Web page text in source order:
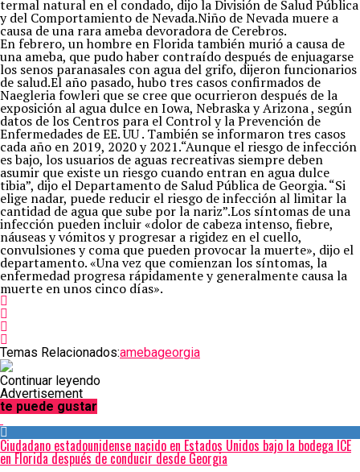
termal natural en el condado, dijo la División de Salud Pública
y del Comportamiento de Nevada.Niño de Nevada muere a
causa de una rara ameba devoradora de Cerebros.
En febrero, un hombre en Florida también murió a causa de
una ameba, que pudo haber contraído después de enjuagarse
los senos paranasales con agua del grifo, dijeron funcionarios
de salud.El año pasado, hubo tres casos confirmados de
Naegleria fowleri que se cree que ocurrieron después de la
exposición al agua dulce en Iowa, Nebraska y Arizona , según
datos de los Centros para el Control y la Prevención de
Enfermedades de EE. UU . También se informaron tres casos
cada año en 2019, 2020 y 2021.“Aunque el riesgo de infección
es bajo, los usuarios de aguas recreativas siempre deben
asumir que existe un riesgo cuando entran en agua dulce
tibia”, dijo el Departamento de Salud Pública de Georgia. “Si
elige nadar, puede reducir el riesgo de infección al limitar la
cantidad de agua que sube por la nariz”.Los síntomas de una
infección pueden incluir «dolor de cabeza intenso, fiebre,
náuseas y vómitos y progresar a rigidez en el cuello,
convulsiones y coma que pueden provocar la muerte», dijo el
departamento. «Una vez que comienzan los síntomas, la
enfermedad progresa rápidamente y generalmente causa la
muerte en unos cinco días».
Temas Relacionados:amebageorgia
Continuar leyendo
Advertisement
te puede gustar
Ciudadano estadounidense nacido en Estados Unidos bajo la bodega ICE
en Florida después de conducir desde Georgia